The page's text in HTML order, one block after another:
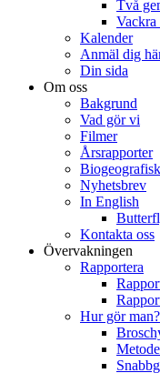
Två
Vackra
Kalender
Anmäl dig
Din sida
Om oss
Bakgrund
Vad gör vi
Filmer
Årsrapporter
Nyhetsbrev
In English
Kontakta oss
Övervakningen
Rapportera
Hur gör man?